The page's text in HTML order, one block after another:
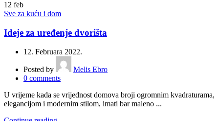
12 feb
Sve za kuću i dom
Ideje za uređenje dvorišta
12. Februara 2022.
Posted by
Melis Ebro
0 comments
U vrijeme kada se vrijednost domova broji ogromnim kvadraturama,
elegancijom i modernim stilom, imati bar maleno ...